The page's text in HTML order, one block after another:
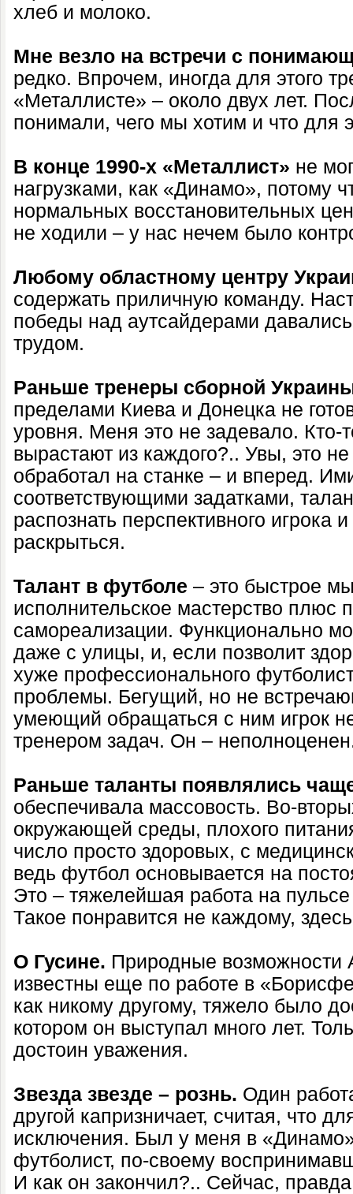
хлеб и молоко.
Мне везло на встречи с
редко. Впрочем, иногда для этого
«Металлисте» – около двух лет.
понимали, чего мы хотим и что для
В конце 1990-х «Металлист» не
нагрузками, как «Динамо», потому
нормальных восстановительных
не ходили – у нас нечем было
Любому областному центру
содержать приличную команду.
победы над аутсайдерами
трудом.
Раньше тренеры сборной
пределами Киева и Донецка не
уровня. Меня это не задевало. Кто-
вырастают из каждого?.. Увы, это не
обработал на станке – и вперед.
соответствующими задатками,
распознать перспективного игрока
раскрыться.
Талант в футболе – это быстрое
исполнительское мастерство плюс
самореализации. Функционально
даже с улицы, и, если позволит
хуже профессионального
проблемы. Бегущий, но не
умеющий обращаться с ним игрок
тренером задач. Он –
Раньше таланты появлялись
обеспечивала массовость. Во-
окружающей среды, плохого
число просто здоровых, с
ведь футбол основывается на
Это – тяжелейшая работа на
Такое понравится не каждому,
О Гусине. Природные
известны еще по работе в
как никому другому, тяжело было
котором он выступал много лет.
достоин уважения.
Звезда звезде – рознь. Один
другой капризничает, считая, что
исключения. Был у меня в
футболист, по-своему
И как он закончил?.. Сейчас,